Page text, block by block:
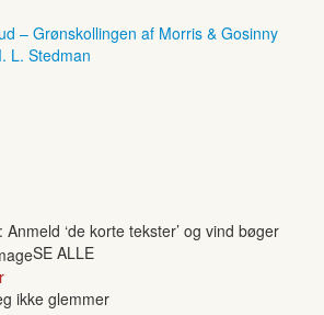
– Grønskollingen af Morris & Gosinny
L. Stedman
Anmeld ‘de korte tekster’ og vind bøger
SE ALLE
ikke glemmer